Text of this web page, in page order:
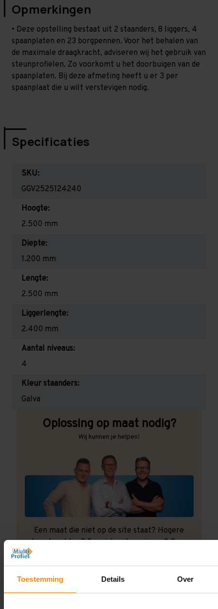
Toestemming Details Over
Opmerkingen
• Deze opstelling bestaat uit 2 staanders, 8 liggers, 4
spaanplaten en 23 borgpennen. Voor het behalen van
de maximale draagkracht, adviseren wij het gebruik van
steunprofielen. Zo voorkomt u het doorbuigen van de
spaanplaten. Bij deze afmeting heeft u er 3 per
spaanplaat die u wilt verstevigen nodig.
Specificaties
SKU:
GGV2525124240
Hoogte:
2.500 mm
Diepte:
1.200 mm
Lengte:
2.500 mm
Liggerlengte:
2.400 mm
Aantal niveaus:
4
Kleur staanders:
Galva
Oplossing op maat nodig?
Wij kunnen je helpen!
Een maat die niet op de site staat? Hogere
draagkrachten? Speciale uitvoeringen? Onze
experts werken het graag uit! Maatwerk is onze
specialiteit!